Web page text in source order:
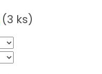
(3 ks)